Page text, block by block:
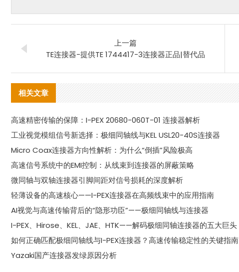
上一篇
TE连接器-提供TE 1744417-3连接器正品|替代品
相关文章
高速精密传输的保障：I-PEX 20680-060T-01 连接器解析
工业视觉模组信号新选择：极细同轴线与KEL USL20-40S连接器
Micro Coax连接器方向性解析：为什么“倒插”风险极高
高速信号系统中的EMI控制：从线束到连接器的屏蔽策略
微同轴与双轴连接器引脚间距对信号损耗的深度解析
轻薄设备的高速核心——I-PEX连接器在高频线束中的应用指南
AI视觉与高速传输背后的“隐形功臣”——极细同轴线与连接器
I-PEX、Hirose、KEL、JAE、HTK——解码极细同轴连接器的五大巨头
如何正确匹配极细同轴线与I-PEX连接器？高速传输稳定性的关键指南
Yazaki国产连接器发绿原因分析